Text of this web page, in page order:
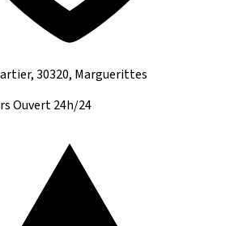
30320, Marguerittes
Ouvert 24h/24